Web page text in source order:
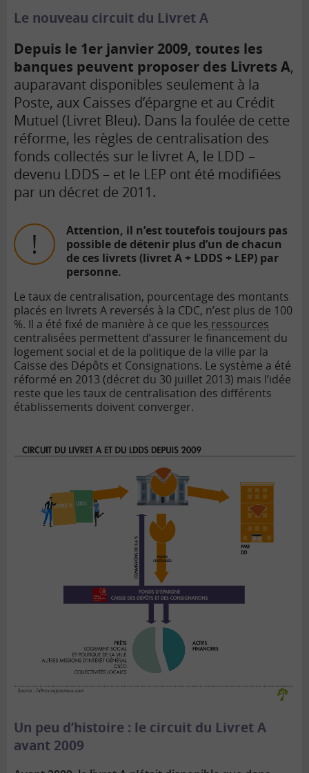
Le nouveau circuit du Livret A
Depuis le 1er janvier 2009, toutes les
banques peuvent proposer des Livrets A,
auparavant disponibles seulement à la
Poste, aux Caisses d’épargne et au Crédit
Mutuel (Livret Bleu). Dans la foulée de cette
réforme, les règles de centralisation des
fonds collectés sur le livret A, le LDD –
devenu LDDS – et le LEP ont été modifiées
par un décret de 2011.
Attention, il n’est toutefois toujours pas
possible de détenir plus d’un de chacun
de ces livrets (livret A + LDDS + LEP) par
personne.
Le taux de centralisation, pourcentage des montants
placés en livrets A reversés à la CDC, n’est plus de 100
%. Il a été fixé de manière à ce que les ressources
centralisées permettent d’assurer le financement du
logement social et de la politique de la ville par la
Caisse des Dépôts et Consignations. Le système a été
réformé en 2013 (décret du 30 juillet 2013) mais l’idée
reste que les taux de centralisation des différents
établissements doivent converger.
Un peu d’histoire : le circuit du Livret A
avant 2009